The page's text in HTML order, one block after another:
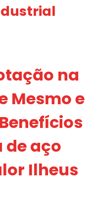
na
Mesmo e
de aço
Ilheus